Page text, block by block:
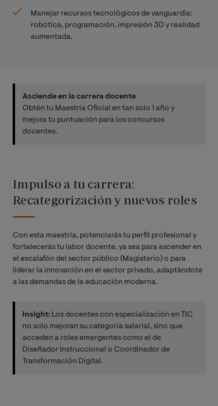
Manejar recursos tecnológicos de vanguardia:
robótica, programación, impresión 3D y realidad
aumentada.
Asciende en la carrera docente
Obtén tu Maestría Oficial en tan solo 1 año y
mejora tu puntuación para los concursos
docentes.
Impulso a tu carrera:
Recategorización y nuevos roles
Con esta maestría, potenciarás tu perfil profesional y
fortalecerás tu labor docente, ya sea para ascender en
el escalafón del sector público (Magisterio) o para
liderar la innovación en el sector privado, adaptándote
a las demandas de la educación moderna.
Insight: Los docentes con especialización en TIC
no solo mejoran su categoría salarial, sino que
acceden a roles emergentes como el de
Diseñador Instruccional o Coordinador de
Transformación Digital.